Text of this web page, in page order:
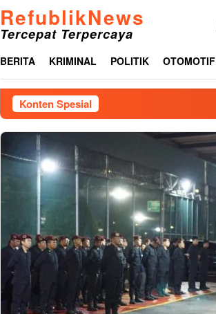
RefublikNews
Tercepat Terpercaya
BERITA KRIMINAL POLITIK OTOMOTIF
Konten Spesial